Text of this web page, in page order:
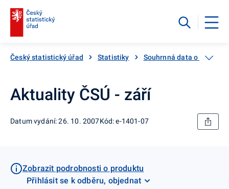
Český statistický úřad Statistiky Souhrnná data o Česku
Aktuality ČSÚ - září
Datum vydání: 26. 10. 2007Kód: e-1401-07
Zobrazit podrobnosti o produktu
Přihlásit se k odběru, objednat